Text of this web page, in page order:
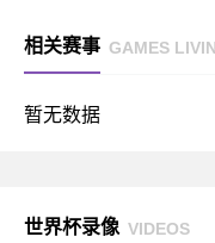
相关赛事 GAMES
暂无数据
世界杯录像 VIDEOS